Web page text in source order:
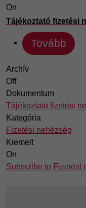
On
Tájékoztató fizetési
Tovább
Archív
Off
Dokumentum
Tájékoztató fizetési
Kategória
Fizetési nehézség
Kiemelt
On
Subscribe to Fizetési